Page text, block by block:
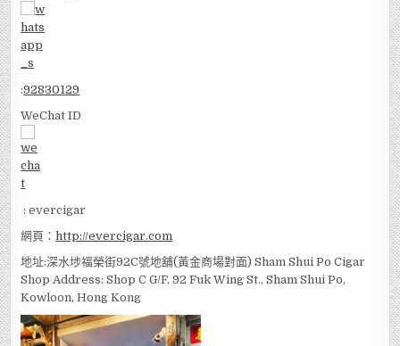
:92830129
WeChat ID
: evercigar
網頁：http://evercigar.com
地址:深水埗福榮街92C號地舖(黃金商場對面) Sham Shui Po Cigar
Shop Address: Shop C G/F, 92 Fuk Wing St., Sham Shui Po,
Kowloon, Hong Kong